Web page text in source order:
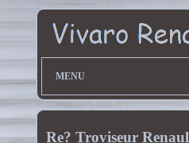
MENU
Re? Troviseur